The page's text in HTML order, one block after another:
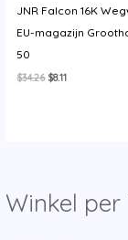
Winkel per
JNR Falcon 16K
EU-magazijn
50
$34.26 Oorspronkelijke
$8.11Huidige